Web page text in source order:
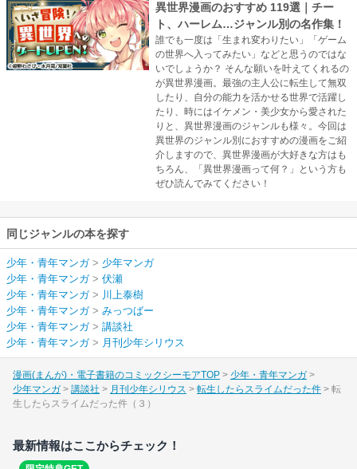
異世界漫画のおすすめ 119選｜チー
ト、ハーレム…ジャンル別の名作集！
誰でも一度は「生まれ変わりたい」「ゲーム
の世界へ入ってみたい」などと思うのではな
いでしょうか？ そんな願いを叶えてくれるの
が異世界漫画。最強の主人公に転生して無双
したり、自分の能力を活かせる世界で活躍し
たり、時にはイケメン・美少女から愛された
りと、異世界漫画のジャンルも様々。今回は
異世界のジャンル別におすすめの漫画をご紹
介しますので、異世界漫画が大好きな方はも
ちろん、「異世界漫画って何？」という方も
ぜひ読んでみてください！
同じジャンルの本を探す
少年・青年マンガ> 少年マンガ
少年・青年マンガ> 伏瀬
少年・青年マンガ> 川上泰樹
少年・青年マンガ> みっつばー
少年・青年マンガ> 講談社
少年・青年マンガ> 月刊少年シリウス
漫画(まんが)・電子書籍のコミックシーモアTOP
少年・青年マンガ
少年マンガ
講談社 月刊少年シリウス 転生したらスライムだった件
転
生したらスライムだった件（３）
最新情報はここからチェック！